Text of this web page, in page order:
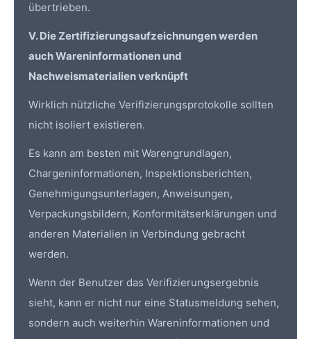
übertrieben.
V. Die Zertifizierungsaufzeichnungen werden
auch Wareninformationen und
Nachweismaterialien verknüpft
Wirklich nützliche Verifizierungsprotokolle sollten
nicht isoliert existieren.
Es kann am besten mit Warengrundlagen,
Chargeninformationen, Inspektionsberichten,
Genehmigungsunterlagen, Anweisungen,
Verpackungsbildern, Konformitätserklärungen und
anderen Materialien in Verbindung gebracht
werden.
Wenn der Benutzer das Verifizierungsergebnis
sieht, kann er nicht nur eine Statusmeldung sehen,
sondern auch weiterhin Wareninformationen und